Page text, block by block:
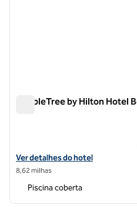
DoubleTree by Hilton Hotel
Exibir detalhes do hotel
Ver detalhes do hotel
8,62 milhas
Piscina coberta